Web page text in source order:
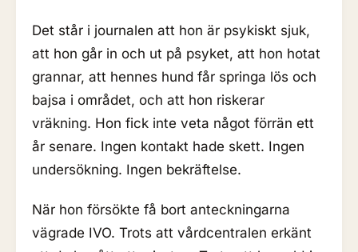
Det står i journalen att hon är psykiskt sjuk,
att hon går in och ut på psyket, att hon hotat
grannar, att hennes hund får springa lös och
bajsa i området, och att hon riskerar
vräkning. Hon fick inte veta något förrän ett
år senare. Ingen kontakt hade skett. Ingen
undersökning. Ingen bekräftelse.
När hon försökte få bort anteckningarna
vägrade IVO. Trots att vårdcentralen erkänt